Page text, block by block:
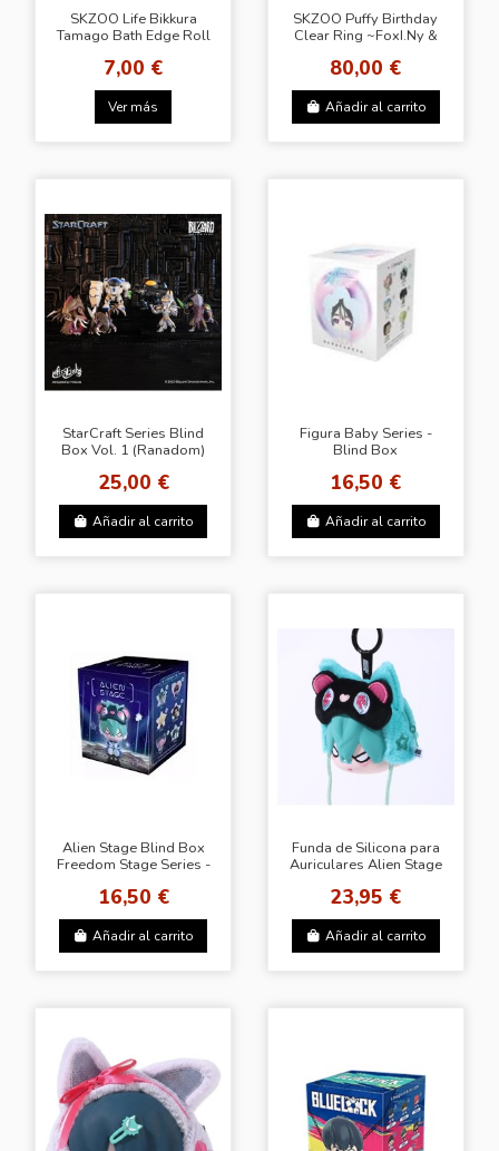
SKZOO Life Bikkura
Tamago Bath Edge Roll
7,00 €
Ver más
SKZOO Puffy Birthday
Clear Ring ~FoxI.Ny &
80,00 €
Añadir al carrito
StarCraft Series Blind
Box Vol. 1 (Ranadom)
25,00 €
Añadir al carrito
Figura Baby Series -
Blind Box
Sorpresa
16,50 €
Añadir al carrito
Alien Stage Blind Box
Freedom Stage Series -
Sorpresa
16,50 €
Añadir al carrito
Funda de Silicona para
Auriculares Alien Stage
23,95 €
Añadir al carrito